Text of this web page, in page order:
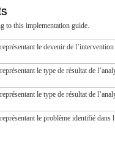
to this implementation guide.
le devenir de
le type de résultat de
le type de résultat de
le problème identifié dans